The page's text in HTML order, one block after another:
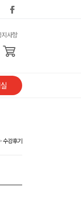
사항
수강후기